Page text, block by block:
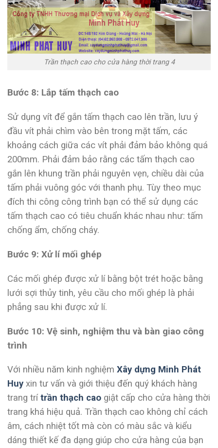
Trần thạch cao cho cửa hàng thời trang 4
Bước 8: Lắp tấm thạch cao
Sử dụng vít để gắn tấm thạch cao lên trần, lưu ý
đầu vít phải chìm vào bên trong mặt tấm, các
khoảng cách giữa các vít phải đảm bảo không quá
200mm. Phải đảm bảo rằng các tấm thạch cao
gắn lên khung trần phải nguyên vẹn, chiều dài của
tấm phải vuông góc với thanh phụ. Tùy theo mục
đích thi công công trình bạn có thể sử dụng các
tấm thạch cao có tiêu chuẩn khác nhau như: tấm
chống ẩm, chống cháy.
Bước 9: Xử lí mối ghép
Các mối ghép được xử lí bằng bột trét hoặc bằng
lưới sợi thủy tinh, yêu cầu cho mối ghép là phải
phẳng sau khi được xử lí.
Bước 10: Vệ sinh, nghiệm thu và bàn giao công
trình
Với nhiều năm kinh nghiệm Xây dựng Minh Phát
Huy xin tư vấn và giới thiệu đến quý khách hàng
trang trítrần thạch cao giật cấp cho cửa hàng thời
trang khá hiệu quả. Trần thạch cao không chỉ cách
âm, cách nhiệt tốt mà còn có màu sắc và kiểu
dáng thiết kế đa dạng giúp cho cửa hàng của bạn